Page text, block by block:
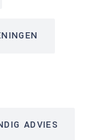
ADVIES